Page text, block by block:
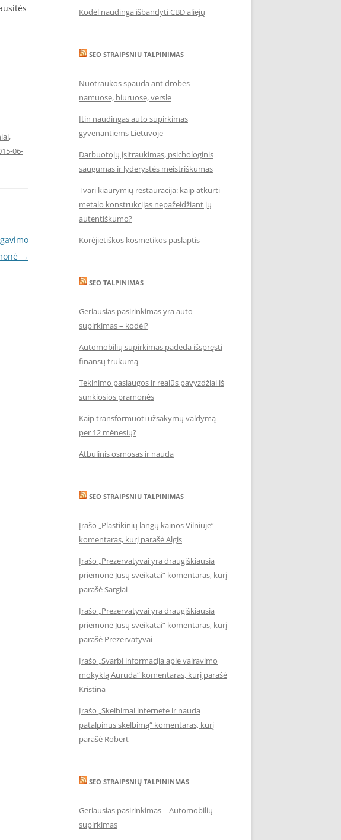
,
06-
→
Kodėl naudinga išbandyti CBD aliejų
SEO STRAIPSNIU TALPINIMAS
Nuotraukos spauda ant drobės –
namuose, biuruose, versle
Itin naudingas auto supirkimas
gyvenantiems Lietuvoje
Darbuotojų įsitraukimas, psichologinis
saugumas ir lyderystės meistriškumas
Tvari kiaurymių restauracija: kaip atkurti
metalo konstrukcijas nepažeidžiant jų
autentiškumo?
Korėjietiškos kosmetikos paslaptis
SEO TALPINIMAS
Geriausias pasirinkimas yra auto
supirkimas – kodėl?
Automobilių supirkimas padeda išspręsti
finansų trūkumą
Tekinimo paslaugos ir realūs pavyzdžiai iš
sunkiosios pramonės
Kaip transformuoti užsakymų valdymą
per 12 mėnesių?
Atbulinis osmosas ir nauda
SEO STRAIPSNIU TALPINIMAS
Įrašo „Plastikinių langų kainos Vilniuje“
komentaras, kurį parašė Algis
Įrašo „Prezervatyvai yra draugiškiausia
priemonė Jūsų sveikatai“ komentaras, kurį
parašė Sargiai
Įrašo „Prezervatyvai yra draugiškiausia
priemonė Jūsų sveikatai“ komentaras, kurį
parašė Prezervatyvai
Įrašo „Svarbi informacija apie vairavimo
mokyklą Auruda“ komentaras, kurį parašė
Kristina
Įrašo „Skelbimai internete ir nauda
patalpinus skelbimą“ komentaras, kurį
parašė Robert
SEO STRAIPSNIŲ TALPININMAS
Geriausias pasirinkimas – Automobilių
supirkimas